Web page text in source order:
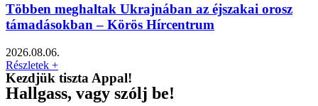
Többen meghaltak Ukrajnában az éjszakai orosz
támadásokban – Körös Hírcentrum
2026.08.06.
Részletek +
Kezdjük tiszta Appal!
Hallgass, vagy szólj be!